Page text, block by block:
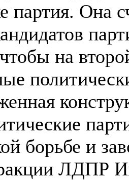
партия. Она
на
борьбе и
ЛДПР